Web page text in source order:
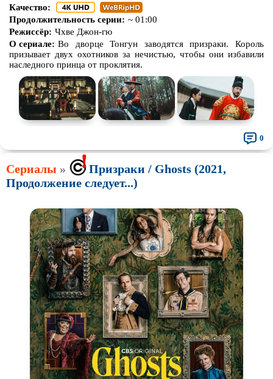
Про животных
Про инопланетян
Про космос
Про любовь
Про маньяков исерийных
убийц
Про мафию
Про оборотней Про пиратов
Про подростков Про путешествияво времени
Про самолёты Про собак
Про снайперов
Про танки Про танцы
Про тюрьму Про футбол
Про хакеров Про хоккей ифигурное
катание
Про шпионов
Про Юристов иАдвокатов
Псевдодокументальный Режиссёрская версия
Роуд-муви Сверхспособности
Ситком Слэшер
Стимпанк Сцены собнажённой натурой
Качество:
Продолжительность серии: ~ 01:00
Режиссёр: Чхве Джон-гю
О сериале: Во дворце Тонгун заводятся призраки. Король
призывает двух охотников за нечистью, чтобы они избавили
наследного принца от проклятия.
0
Сериалы »
Призраки / Ghosts (2021,
Продолжение следует...)